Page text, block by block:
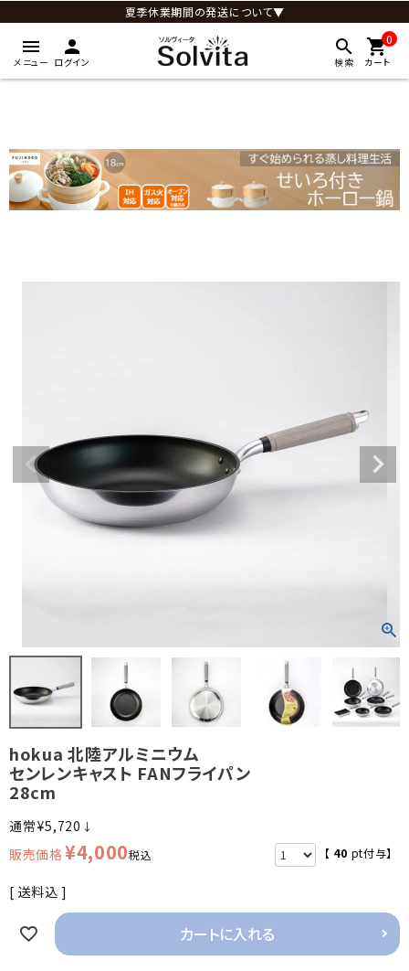
夏季休業期間の発送について▼
menu
メニュー
person
ログイン
search
検索
0
shopping_cart
カート
hokua 北陸アルミニウム
センレンキャスト FANフライパン
28cm
¥5,720 ↓
¥4,000税込 【 40 pt付与】
送料込
カートに入れる